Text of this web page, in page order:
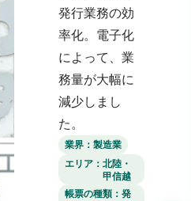
発行業務の効
率化。電子化
によって、業
務量が大幅に
減少しまし
た。
業界： 製造業
エリア： 北陸・
甲信越
帳票の種類： 発